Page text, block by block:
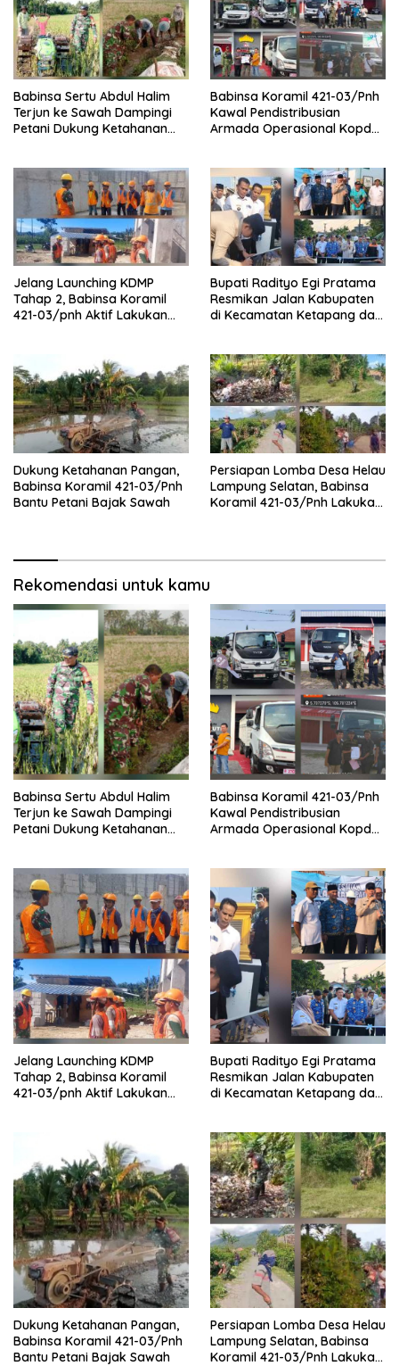
Babinsa Sertu Abdul Halim
Terjun ke Sawah Dampingi
Petani Dukung Ketahanan
Babinsa Koramil 421-03/Pnh
Kawal Pendistribusian
Armada Operasional Kopdes
Jelang Launching KDMP
Tahap 2, Babinsa Koramil
421-03/pnh Aktif Lakukan
Bupati Radityo Egi Pratama
Resmikan Jalan Kabupaten
di Kecamatan Ketapang dan
Dukung Ketahanan Pangan,
Babinsa Koramil 421-03/Pnh
Bantu Petani Bajak Sawah
Persiapan Lomba Desa Helau
Lampung Selatan, Babinsa
Koramil 421-03/Pnh Lakukan
Rekomendasi untuk kamu
Babinsa Sertu Abdul Halim
Terjun ke Sawah Dampingi
Petani Dukung Ketahanan
Babinsa Koramil 421-03/Pnh
Kawal Pendistribusian
Armada Operasional Kopdes
Jelang Launching KDMP
Tahap 2, Babinsa Koramil
421-03/pnh Aktif Lakukan
Bupati Radityo Egi Pratama
Resmikan Jalan Kabupaten
di Kecamatan Ketapang dan
Dukung Ketahanan Pangan,
Babinsa Koramil 421-03/Pnh
Bantu Petani Bajak Sawah
Persiapan Lomba Desa Helau
Lampung Selatan, Babinsa
Koramil 421-03/Pnh Lakukan